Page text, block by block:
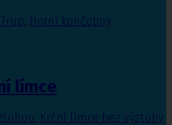
Trup, Horní končetiny
límce
Krční límce bez výztuhy